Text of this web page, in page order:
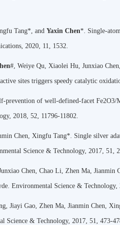
Tang*, andYaxin Chen*. Single-
2020, 11, 1532.
#, Weiye Qu, Xiaolei Hu, Junxiao
sites triggers speedy catalytic
prevention of well-defined-facet
2018, 52, 11796-11802.
Chen, Xingfu Tang*. Single silver
Science & Technology, 2017, 51,
Chen, Chao Li, Zhen Ma,
Environmental Science &
Jiayi Gao, Zhen Ma, Jianmin Chen,
Science & Technology, 2017, 51, 473-